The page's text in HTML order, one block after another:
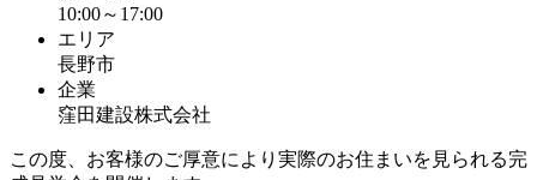
10:00～17:00
エリア
長野市
企業
窪田建設株式会社
この度、お客様のご厚意により実際のお住まいを見られる完